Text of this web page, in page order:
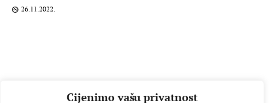
Cijenimo vašu privatnost
26.11.2022.